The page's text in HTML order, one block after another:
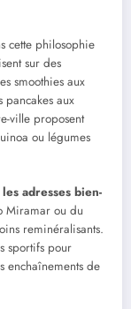
cette philosophie
sur des
smoothies aux
pancakes aux
ville proposent
ou légumes
adresses bien-
Miramar ou du
reminéralisants.
sportifs pour
enchaînements de